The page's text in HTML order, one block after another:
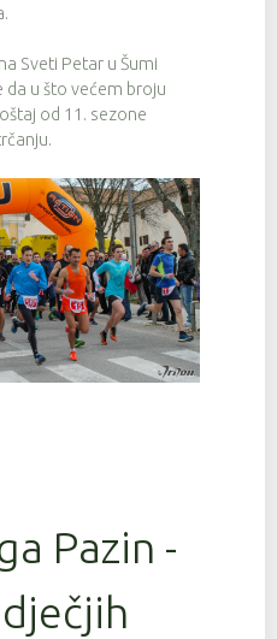
Sveti Petar u Šumi
u što većem broju
od 11. sezone
Pazin -